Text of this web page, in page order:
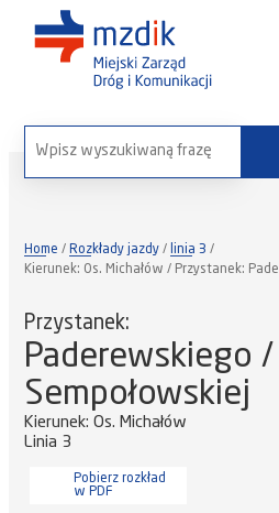
wyszukaj na stronie:
Home Rozkłady jazdy
linia 3
Kierunek: Os. Michałów / Przystanek:
Przystanek:
Paderewskiego /
Sempołowskiej
Kierunek: Os. Michałów
Linia 3
Pobierz rozkład
w PDF